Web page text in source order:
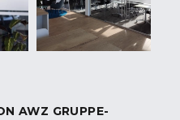
das zukunftsorientierte
Technologie kombiniert.
Intelligenz, virtuellen
wird das Lernen nicht nur
Next
AWZ GRUPPE-